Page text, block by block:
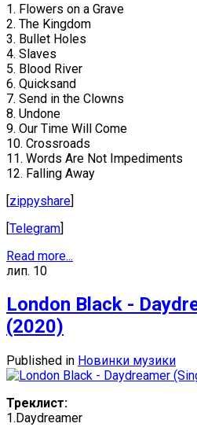
1. Flowers on a Grave
2. The Kingdom
3. Bullet Holes
4. Slaves
5. Blood River
6. Quicksand
7. Send in the Clowns
8. Undone
9. Our Time Will Come
10. Crossroads
11. Words Are Not Impediments
12. Falling Away
[zippyshare]
[Telegram]
Read more...
лип. 10
London Black -
(2020)
Published in Новинки музики
Треклист:
1.Daydreamer